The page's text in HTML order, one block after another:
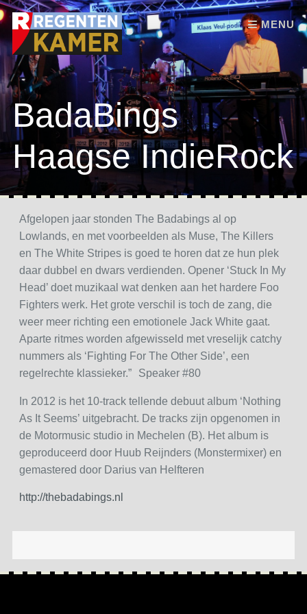
MENU
Skip to content
BadaBings
Haagse IndieRock
Afgelopen jaar stonden The Badabings al op
Lowlands, en met voorbeelden als Muse, The Killers
en The White Stripes is goed te horen dat ze hun plek
daar dubbel en dwars verdienden. Opener ‘Stuck In My
Head’ doet muzikaal wat denken aan het hardere Foo
Fighters werk. Het grote verschil is toch de zang, die
weer meer richting een emotionele Jack White gaat.
Aparte ritmes worden afgewisseld met vreselijk catchy
nummers als ‘Fighting For The Other Side’, een
regelrechte klassieker.” Speaker #80
In 2012 is het 10-track tellende debuut album ‘Nothing
As It Seems’ uitgebracht. De tracks zijn opgenomen in
de Motormusic studio in Mechelen (B). Het album is
geproduceerd door Huub Reijnders (Monstermixer) en
gemastered door Darius van Helfteren
http://thebadabings.nl